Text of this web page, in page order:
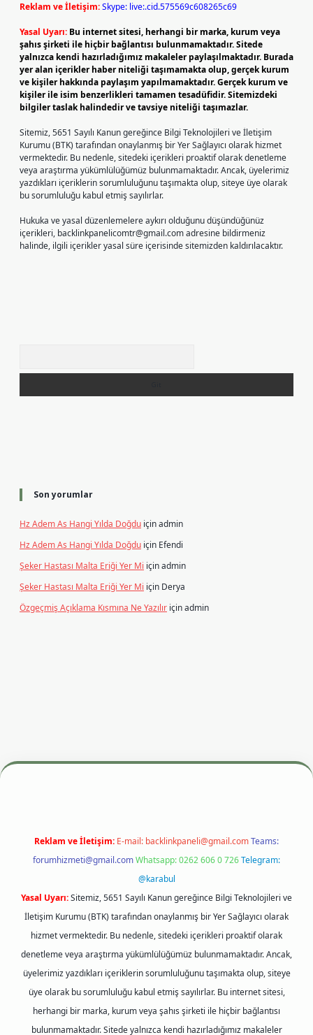
Reklam ve İletişim:Skype: live:.cid.575569c608265c69
Yasal Uyarı: Bu internet sitesi, herhangi bir marka, kurum veya
şahıs şirketi ile hiçbir bağlantısı bulunmamaktadır. Sitede
yalnızca kendi hazırladığımız makaleler paylaşılmaktadır. Burada
yer alan içerikler haber niteliği taşımamakta olup, gerçek kurum
ve kişiler hakkında paylaşım yapılmamaktadır. Gerçek kurum ve
kişiler ile isim benzerlikleri tamamen tesadüfidir. Sitemizdeki
bilgiler taslak halindedir ve tavsiye niteliği taşımazlar.
Sitemiz, 5651 Sayılı Kanun gereğince Bilgi Teknolojileri ve İletişim
Kurumu (BTK) tarafından onaylanmış bir Yer Sağlayıcı olarak hizmet
vermektedir. Bu nedenle, sitedeki içerikleri proaktif olarak denetleme
veya araştırma yükümlülüğümüz bulunmamaktadır. Ancak, üyelerimiz
yazdıkları içeriklerin sorumluluğunu taşımakta olup, siteye üye olarak
bu sorumluluğu kabul etmiş sayılırlar.
Hukuka ve yasal düzenlemelere aykırı olduğunu düşündüğünüz
içerikleri, backlinkpanelicomtr@gmail.comadresine bildirmeniz
halinde, ilgili içerikler yasal süre içerisinde sitemizden kaldırılacaktır.
Son yorumlar
Hz Adem As Hangi Yılda Doğdu içinadmin
Hz Adem As Hangi Yılda Doğdu için Efendi
Şeker Hastası Malta Eriği Yer Mi içinadmin
Şeker Hastası Malta Eriği Yer Mi için Derya
Özgeçmiş Açıklama Kısmına Ne Yazılır içinadmin
betexper.xyzm elexbet
Reklam ve İletişim: E-mail: backlinkpaneli@gmail.comTeams:
forumhizmeti@gmail.comWhatsapp: 0262 606 0 726Telegram:
@karabul
Yasal Uyarı:Sitemiz, 5651 Sayılı Kanun gereğince Bilgi Teknolojileri ve
İletişim Kurumu (BTK) tarafından onaylanmış bir Yer Sağlayıcı olarak
hizmet vermektedir. Bu nedenle, sitedeki içerikleri proaktif olarak
denetleme veya araştırma yükümlülüğümüz bulunmamaktadır. Ancak,
üyelerimiz yazdıkları içeriklerin sorumluluğunu taşımakta olup, siteye
üye olarak bu sorumluluğu kabul etmiş sayılırlar. Bu internet sitesi,
herhangi bir marka, kurum veya şahıs şirketi ile hiçbir bağlantısı
bulunmamaktadır. Sitede yalnızca kendi hazırladığımız makaleler